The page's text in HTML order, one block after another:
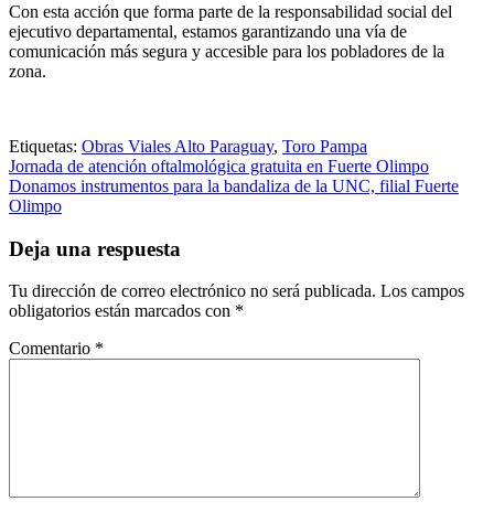
Con esta acción que forma parte de la responsabilidad social del
ejecutivo departamental, estamos garantizando una vía de
comunicación más segura y accesible para los pobladores de la
zona.
Etiquetas: Obras Viales Alto Paraguay, Toro Pampa
Navegación
de
Jornada de atención oftalmológica gratuita en Fuerte Olimpo
Donamos instrumentos para la bandaliza de la UNC, filial Fuerte
Olimpo
Deja una respuesta
Tu dirección de correo electrónico no será publicada. Los campos
obligatorios están marcados con *
Comentario *